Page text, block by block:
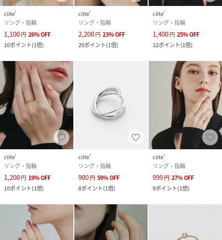
ciite'
リング・指輪
1,100円 26%OFF
10ポイント(1倍)
ciite'
リング・指輪
2,200円 23%OFF
20ポイント(1倍)
ciite'
リング・指輪
1,400円 25%OFF
12ポイント(1倍)
ciite'
リング・指輪
1,200円 19%OFF
10ポイント(1倍)
ciite'
リング・指輪
900円 59%OFF
8ポイント(1倍)
ciite'
リング・指輪
999円 27%OFF
9ポイント(1倍)